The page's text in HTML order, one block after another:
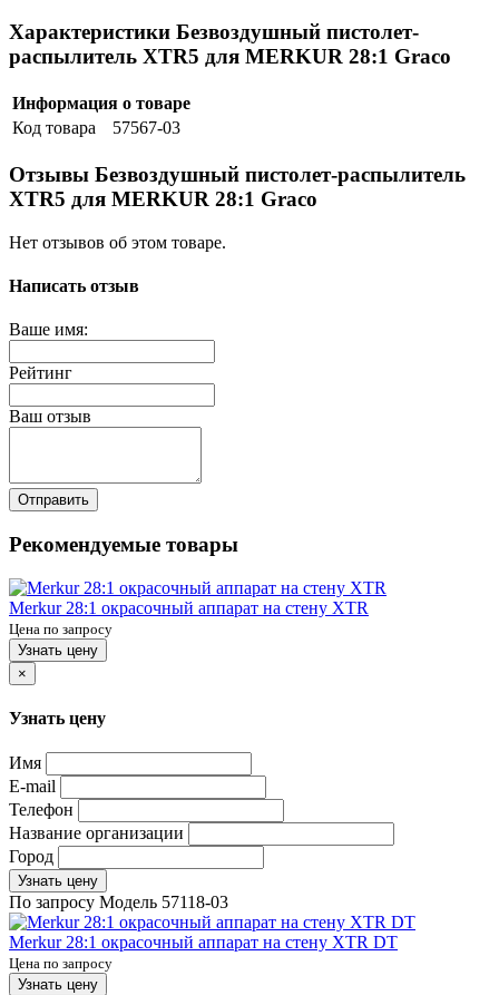
Характеристики Безвоздушный пистолет-
распылитель XTR5 для MERKUR 28:1 Graco
Информация о товаре
Код товара
57567-03
Отзывы Безвоздушный пистолет-распылитель
XTR5 для MERKUR 28:1 Graco
Нет отзывов об этом товаре.
Написать отзыв
Ваше имя:
Рейтинг
Ваш отзыв
Отправить
Рекомендуемые товары
Merkur 28:1 окрасочный аппарат на стену XTR
Цена по запросу
Узнать цену
×
Узнать цену
Имя
E-mail
Телефон
Название организации
Город
Узнать цену
По запросу Модель 57118-03
Merkur 28:1 окрасочный аппарат на стену XTR DT
Цена по запросу
Узнать цену